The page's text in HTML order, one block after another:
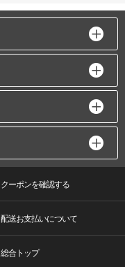
クーポンを確認する
配送お支払いについて
総合トップ